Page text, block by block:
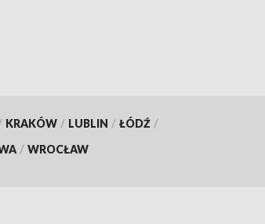
KRAKÓW / LUBLIN / ŁÓDŹ /
/ WROCŁAW